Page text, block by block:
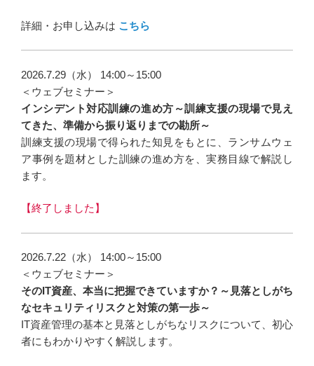
詳細・お申し込みは こちら
2026.7.29（水） 14:00～15:00
＜ウェブセミナー＞
インシデント対応訓練の進め方～訓練支援の現場で見え
てきた、準備から振り返りまでの勘所～
訓練支援の現場で得られた知見をもとに、ランサムウェ
ア事例を題材とした訓練の進め方を、実務目線で解説し
ます。
【終了しました】
2026.7.22（水） 14:00～15:00
＜ウェブセミナー＞
そのIT資産、本当に把握できていますか？～見落としがち
なセキュリティリスクと対策の第一歩～
IT資産管理の基本と見落としがちなリスクについて、初心
者にもわかりやすく解説します。